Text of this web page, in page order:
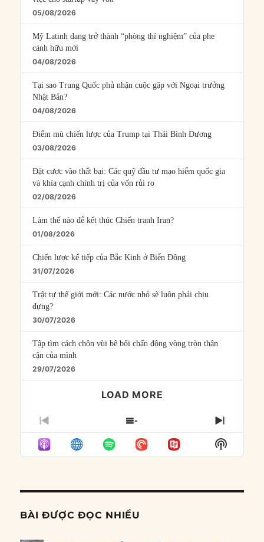
05/08/2026
Mỹ Latinh đang trở thành “phòng thí nghiệm” của phe
cánh hữu mới
04/08/2026
Tại sao Trung Quốc phủ nhận cuộc gặp với Ngoại trưởng
Nhật Bản?
04/08/2026
Điểm mù chiến lược của Trump tại Thái Bình Dương
03/08/2026
Đặt cược vào thất bại: Các quỹ đầu tư mạo hiểm quốc gia
và khía cạnh chính trị của vốn rủi ro
02/08/2026
Làm thế nào để kết thúc Chiến tranh Iran?
01/08/2026
Chiến lược kế tiếp của Bắc Kinh ở Biển Đông
31/07/2026
Trật tự thế giới mới: Các nước nhỏ sẽ luôn phải chịu
đựng?
30/07/2026
Tập tìm cách chôn vùi bê bối chấn động vòng tròn thân
cận của mình
29/07/2026
LOAD MORE
PREVIOUS
EPISODE
SHOW
EPISODES
LIST
NEXT
Show
Podcast
BÀI ĐƯỢC ĐỌC NHIỀU